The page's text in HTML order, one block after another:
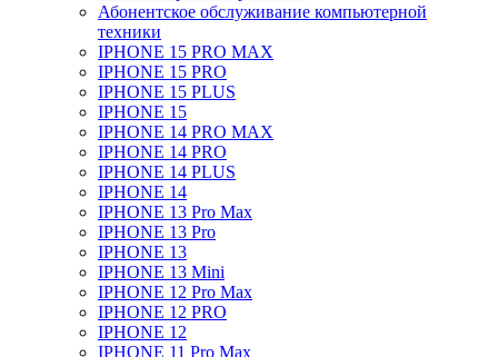
Абонентское обслуживание компьютерной
техники
IPHONE 15 PRO MAX
IPHONE 15 PRO
IPHONE 15 PLUS
IPHONE 15
IPHONE 14 PRO MAX
IPHONE 14 PRO
IPHONE 14 PLUS
IPHONE 14
IPHONE 13 Pro Max
IPHONE 13 Pro
IPHONE 13
IPHONE 13 Mini
IPHONE 12 Pro Max
IPHONE 12 PRO
IPHONE 12
IPHONE 11 Pro Max